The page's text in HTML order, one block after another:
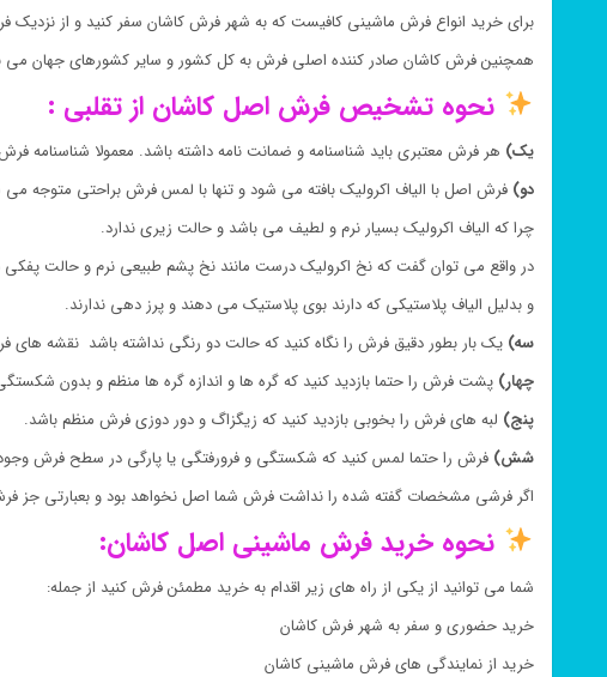
برای خرید انواع فرش ماشینی کافیست که به شهر فرش کاشان سفر کنید و از نزدیک
همچنین فرش کاشان صادر کننده اصلی فرش به کل کشور و سایر کشورهای جهان
نحوه تشخیص فرش اصل کاشان از تقلبی :
یک) هر فرش معتبری باید شناسنامه و ضمانت نامه داشته باشد. معمولا
دو) فرش اصل با الیاف اکرولیک بافته می شود و تنها با لمس فرش براحتی متوجه
چرا که الیاف اکرولیک بسیار نرم و لطیف می باشد و حالت زیری ندارد.
در واقع می توان گفت که نخ اکرولیک درست مانند نخ پشم طبیعی نرم و حالت پفکی
و بدلیل الیاف پلاستیکی که دارند بوی پلاستیک می دهند و پرز دهی ندارند.
سه) یک بار بطور دقیق فرش را نگاه کنید که حالت دو رنگی نداشته باشد نقشه های
چهار) پشت فرش را حتما بازدید کنید که گره ها و اندازه گره ها منظم و بدون
پنج) لبه های فرش را بخوبی بازدید کنید که زیگزاگ و دور دوزی فرش منظم باشد.
شش) فرش را حتما لمس کنید که شکستگی و فرورفتگی یا پارگی در سطح فرش وجود
اگر فرشی مشخصات گفته شده را نداشت فرش شما اصل نخواهد بود و بعبارتی جز
نحوه خرید فرش ماشینی اصل کاشان:
شما می توانید از یکی از راه های زیر اقدام به خرید مطمئن فرش کنید از جمله:
خرید حضوری و سفر به شهر فرش کاشان
خرید از نمایندگی های فرش ماشینی کاشان